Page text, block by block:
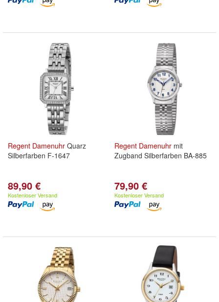
Regent Damenuhr Quarz
Silberfarben F-1647
89,90 €
Kostenloser Versand
Regent Damenuhr mit
Zugband Silberfarben BA-885
79,90 €
Kostenloser Versand